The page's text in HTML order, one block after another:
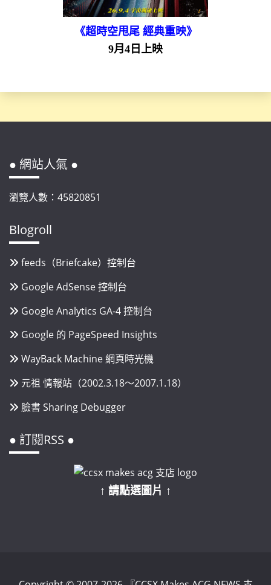
《超時空甩尾 經典重映》
9月4日上映
● 網站人氣 ●
瀏覽人數：45820851
Blogroll
feeds（Briefcake）控制台
Google AdSense 控制台
Google Analytics GA-4 控制台
Google 的 PageSpeed Insights
WayBack Machine 網頁時光機
元祖 情報站（2002.3.18～2007.1.18）
臉書 Sharing Debugger
● 訂閱RSS ●
↑ 請點選圖片 ↑